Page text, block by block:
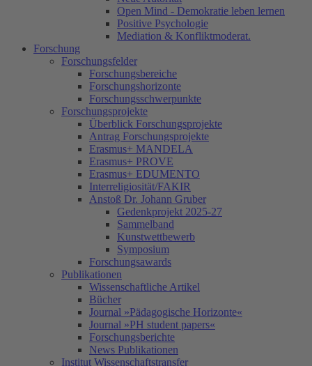
Open Mind - Demokratie leben lernen
Positive Psychologie
Mediation & Konfliktmoderat.
Forschung
Forschungsfelder
Forschungsbereiche
Forschungshorizonte
Forschungsschwerpunkte
Forschungsprojekte
Überblick Forschungsprojekte
Antrag Forschungsprojekte
Erasmus+ MANDELA
Erasmus+ PROVE
Erasmus+ EDUMENTO
Interreligiosität/FAKIR
Anstoß Dr. Johann Gruber
Gedenkprojekt 2025-27
Sammelband
Kunstwettbewerb
Symposium
Forschungsawards
Publikationen
Wissenschaftliche Artikel
Bücher
Journal »Pädagogische Horizonte«
Journal »PH student papers«
Forschungsberichte
News Publikationen
Institut Wissenschaftstransfer